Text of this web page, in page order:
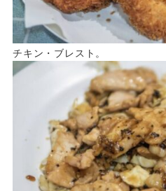
チキン・ブレスト。